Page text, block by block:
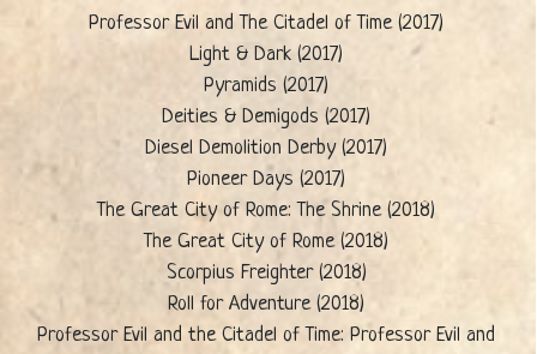
Professor Evil and The Citadel of Time (2017)
Light & Dark (2017)
Pyramids (2017)
Deities & Demigods (2017)
Diesel Demolition Derby (2017)
Pioneer Days (2017)
The Great City of Rome: The Shrine (2018)
The Great City of Rome (2018)
Scorpius Freighter (2018)
Roll for Adventure (2018)
Professor Evil and the Citadel of Time: Professor Evil and